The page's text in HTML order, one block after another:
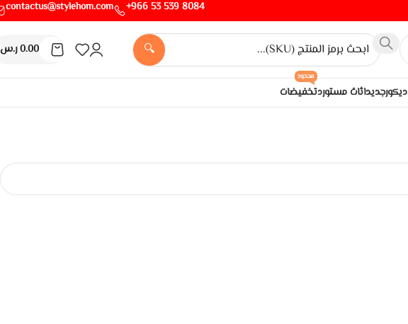
8084 539 53 966+
contactus@stylehom.com
🔍
0.00ر.س
ديكورجديداثاث مستوردتخفيضات
محدود